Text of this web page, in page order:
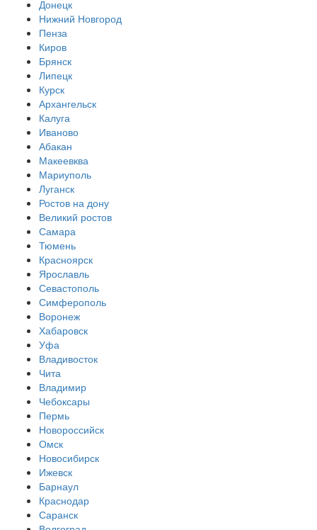
Донецк
Нижний Новгород
Пенза
Киров
Брянск
Липецк
Курск
Архангельск
Калуга
Иваново
Абакан
Макеевква
Мариуполь
Луганск
Ростов на дону
Великий ростов
Самара
Тюмень
Красноярск
Ярославль
Севастополь
Симферополь
Воронеж
Хабаровск
Уфа
Владивосток
Чита
Владимир
Чебоксары
Пермь
Новороссийск
Омск
Новосибирск
Ижевск
Барнаул
Краснодар
Саранск